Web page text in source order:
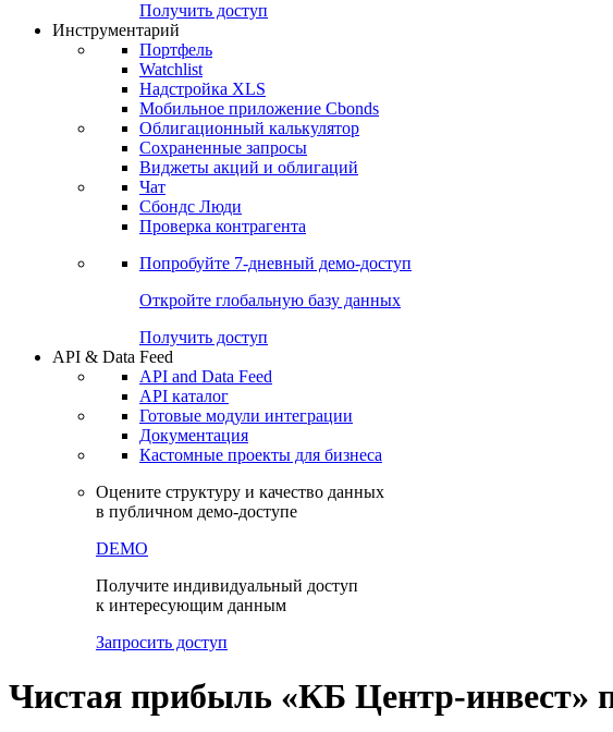
Получить доступ
Инструментарий
Портфель
Watchlist
Надстройка XLS
Мобильное приложение Cbonds
Облигационный калькулятор
Сохраненные запросы
Виджеты акций и облигаций
Чат
Сбондс Люди
Проверка контрагента
Попробуйте 7-дневный демо-доступ
Откройте глобальную базу данных
Получить доступ
API & Data Feed
API and Data Feed
API каталог
Готовые модули интеграции
Документация
Кастомные проекты для бизнеса
Оцените структуру и качество данных
в публичном демо-доступе
DEMO
Получите индивидуальный доступ
к интересующим данным
Запросить доступ
Чистая прибыль «КБ Центр-инвест»